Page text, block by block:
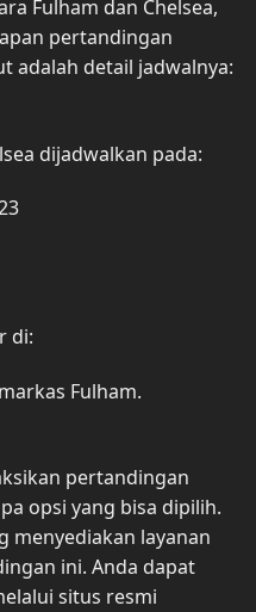
Fulham dan Chelsea,
pertandingan
adalah detail jadwalnya:
dijadwalkan pada:
di:
Fulham.
pertandingan
opsi yang bisa dipilih.
menyediakan layanan
ini. Anda dapat
situs resmi